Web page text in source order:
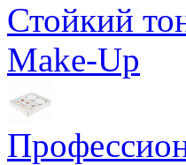
Стойкий
Make-Up